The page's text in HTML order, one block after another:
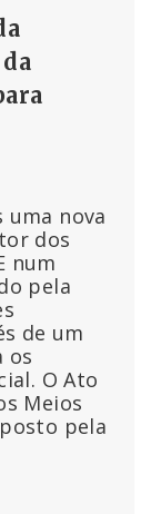
uma nova
dos
num
pela
de um
os
O Ato
Meios
pela